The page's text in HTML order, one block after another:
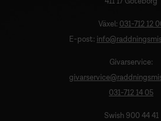
411 17 Göteborg
Växel: 031-712 12
E-post:
Givarservice:
031-712 14 05
Swish 900 44 41